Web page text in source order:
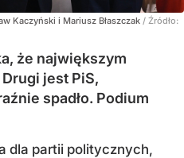
Kaczyński i Mariusz Błaszczak / Źródło:
że największym
jest PiS,
spadło. Podium
dla partii politycznych,